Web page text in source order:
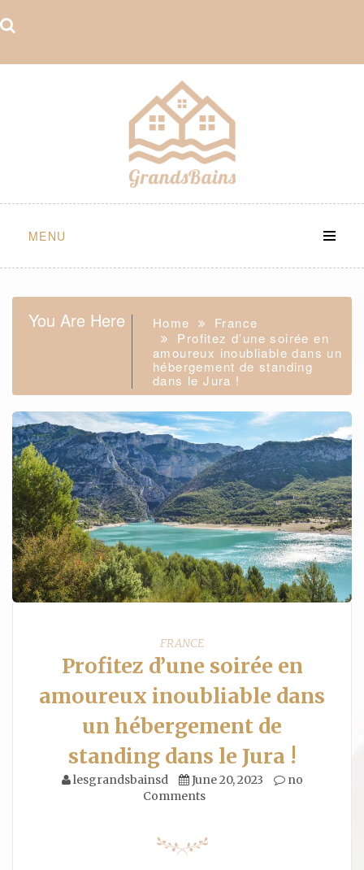
to
MENU
You Are Here Home
France
Profitez d’une soirée en
amoureux inoubliable dans un
hébergement de standing
dans le Jura !
FRANCE
Profitez d’une soirée en
amoureux inoubliable dans
un hébergement de
standing dans le Jura !
lesgrandsbainsd June 20, 2023
no
Comments